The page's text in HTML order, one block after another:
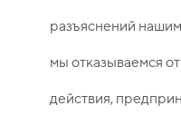
разъяснений
мы отказываемся
действия,